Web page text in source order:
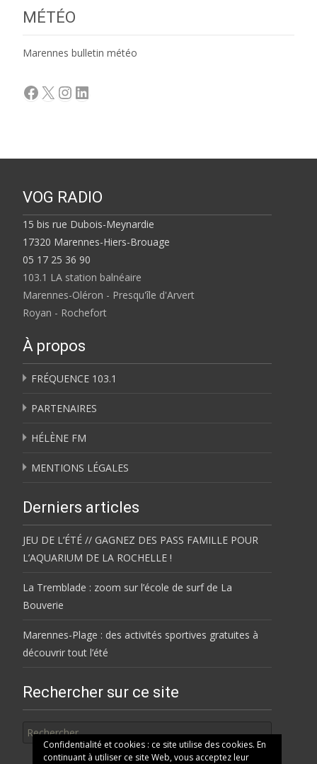
MÉTÉO
Marennes bulletin météo
Facebook
X Instagram
LinkedIn
VOG RADIO
15 bis rue Dubois-Meynardie
17320 Marennes-Hiers-Brouage
05 17 25 36 90
103.1 LA station balnéaire
Marennes-Oléron - Presqu'île d'Arvert
Royan - Rochefort
À propos
FRÉQUENCE 103.1
PARTENAIRES
HÉLÈNE FM
MENTIONS LÉGALES
Derniers articles
JEU DE L’ÉTÉ // GAGNEZ DES PASS FAMILLE POUR
L’AQUARIUM DE LA ROCHELLE !
La Tremblade : zoom sur l’école de surf de La
Bouverie
Marennes-Plage : des activités sportives gratuites à
découvrir tout l’été
Rechercher sur ce site
Confidentialité et cookies : ce site utilise des cookies. En
continuant à utiliser ce site Web, vous acceptez leur